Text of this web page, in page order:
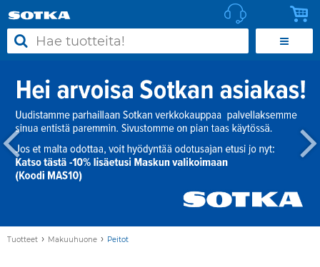
Tuotteet › Makuuhuone › Peitot